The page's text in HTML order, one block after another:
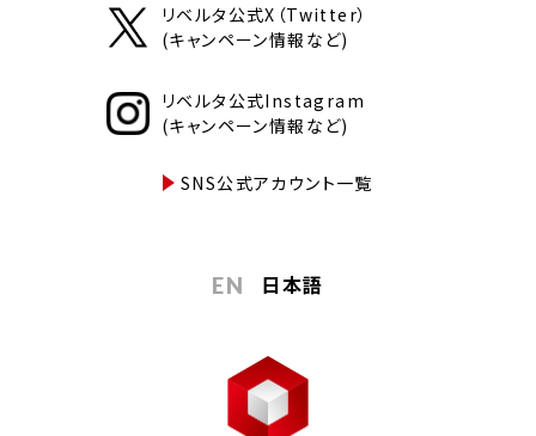
リベルタ公式X（Twitter）
(キャンペーン情報など)
リベルタ公式Instagram
(キャンペーン情報など)
SNS公式アカウント一覧
EN 日本語